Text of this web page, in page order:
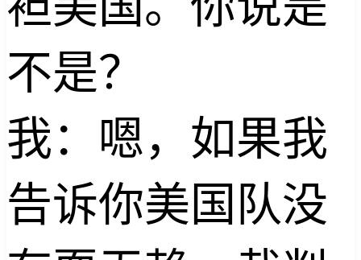
不是？
我：嗯，如果我
告诉你美国队没